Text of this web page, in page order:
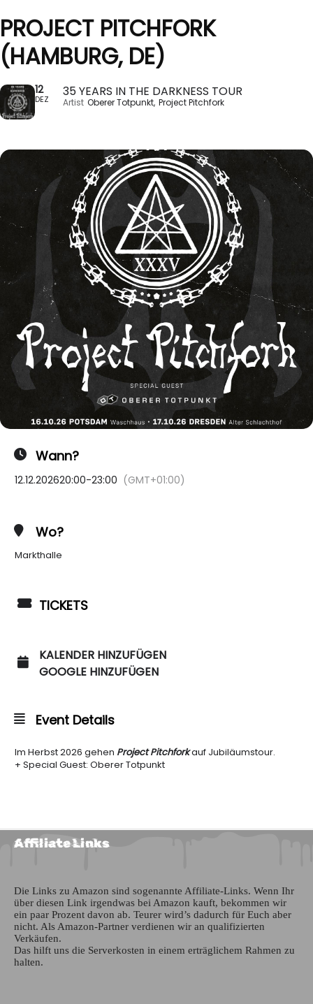
PROJECT PITCHFORK
(HAMBURG, DE)
12
DEZ 35 YEARS IN THE DARKNESS TOUR
Artist Oberer Totpunkt, Project Pitchfork
Wann?
12.12.202620:00-23:00 (GMT+01:00)
Wo?
Markthalle
TICKETS
KALENDER HINZUFÜGEN
GOOGLE HINZUFÜGEN
Event Details
Im Herbst 2026 gehen Project Pitchforkauf Jubiläumstour.
+ Special Guest: Oberer Totpunkt
Affiliate Links
Die Links zu Amazon sind sogenannte Affiliate-Links. Wenn Ihr
über diesen Link irgendwas bei Amazon kauft, bekommen wir
ein paar Prozent davon ab. Teurer wird’s dadurch für Euch aber
nicht. Als Amazon-Partner verdienen wir an qualifizierten
Verkäufen.
Das hilft uns die Serverkosten in einem erträglichem Rahmen zu
halten.